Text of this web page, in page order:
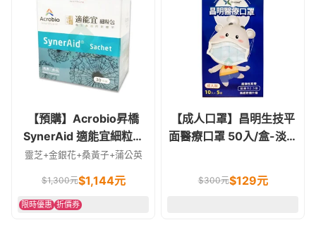
【預購】Acrobio昇橋
SynerAid 適能宜細粒包
30包/盒 素食可
靈芝+金銀花+桑黃子+蒲公英
$1,300元$1,144元
限時優惠 折價券
【成人口罩】昌明生技平
面醫療口罩 50入/盒-淡藍
$300元$129元